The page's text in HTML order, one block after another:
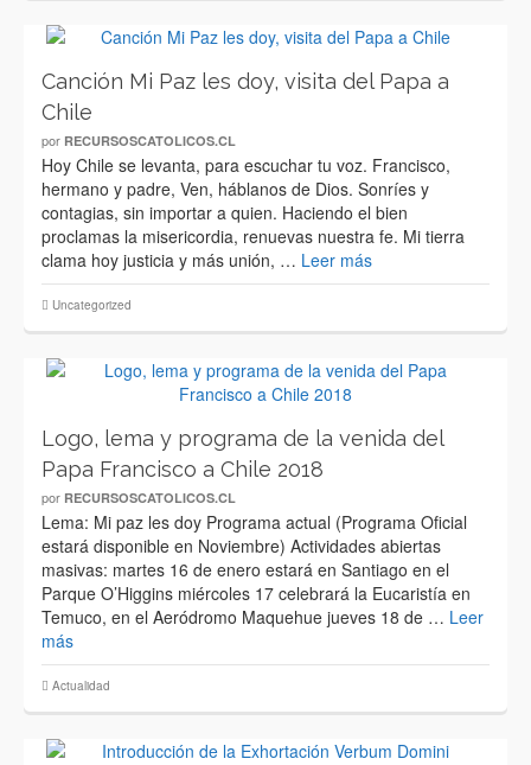
Canción Mi Paz les doy, visita del Papa a
Chile
por RECURSOSCATOLICOS.CL
Hoy Chile se levanta, para escuchar tu voz. Francisco,
hermano y padre, Ven, háblanos de Dios. Sonríes y
contagias, sin importar a quien. Haciendo el bien
proclamas la misericordia, renuevas nuestra fe. Mi tierra
clama hoy justicia y más unión, … Leer más
Uncategorized
Logo, lema y programa de la venida del
Papa Francisco a Chile 2018
por RECURSOSCATOLICOS.CL
Lema: Mi paz les doy Programa actual (Programa Oficial
estará disponible en Noviembre) Actividades abiertas
masivas: martes 16 de enero estará en Santiago en el
Parque O’Higgins miércoles 17 celebrará la Eucaristía en
Temuco, en el Aeródromo Maquehue jueves 18 de … Leer
más
Actualidad